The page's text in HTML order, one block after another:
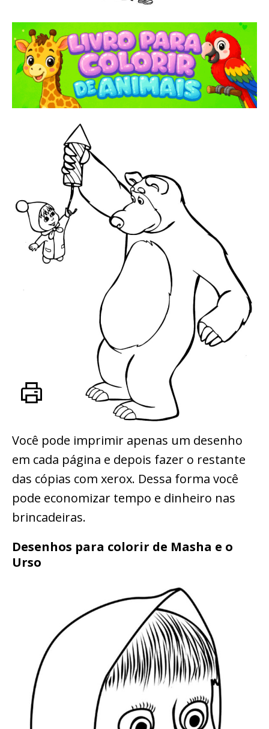
Você pode imprimir apenas um desenho
em cada página e depois fazer o restante
das cópias com xerox. Dessa forma você
pode economizar tempo e dinheiro nas
brincadeiras.
Desenhos para colorir de Masha e o
Urso